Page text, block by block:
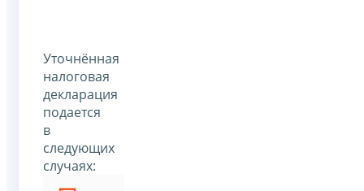
Уточнённая
налоговая
декларация
подается
в
следующих
случаях: